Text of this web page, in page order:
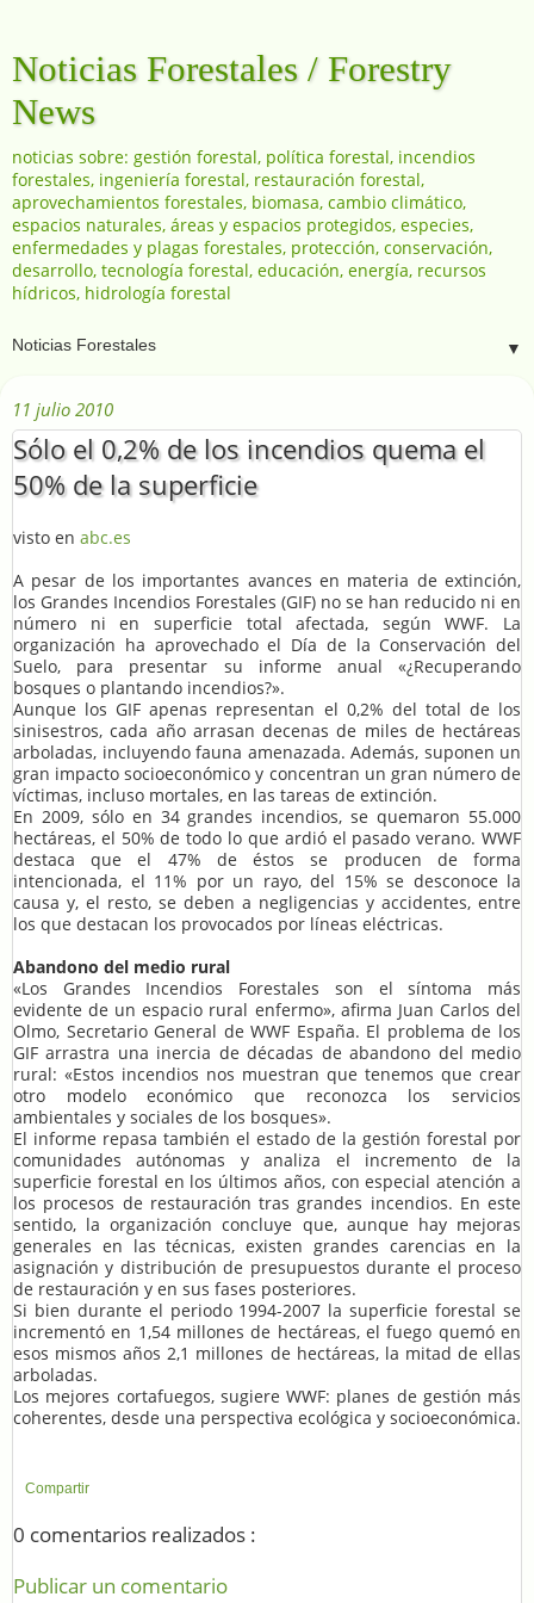
Noticias Forestales / Forestry
News
noticias sobre: gestión forestal, política forestal, incendios
forestales, ingeniería forestal, restauración forestal,
aprovechamientos forestales, biomasa, cambio climático,
espacios naturales, áreas y espacios protegidos, especies,
enfermedades y plagas forestales, protección, conservación,
desarrollo, tecnología forestal, educación, energía, recursos
hídricos, hidrología forestal
▼
11 julio 2010
Sólo el 0,2% de los incendios quema el
50% de la superficie
visto en abc.es
A pesar de los importantes avances en materia de extinción,
los Grandes Incendios Forestales (GIF) no se han reducido ni en
número ni en superficie total afectada, según WWF. La
organización ha aprovechado el Día de la Conservación del
Suelo, para presentar su informe anual «¿Recuperando
bosques o plantando incendios?».
Aunque los GIF apenas representan el 0,2% del total de los
sinisestros, cada año arrasan decenas de miles de hectáreas
arboladas, incluyendo fauna amenazada. Además, suponen un
gran impacto socioeconómico y concentran un gran número de
víctimas, incluso mortales, en las tareas de extinción.
En 2009, sólo en 34 grandes incendios, se quemaron 55.000
hectáreas, el 50% de todo lo que ardió el pasado verano. WWF
destaca que el 47% de éstos se producen de forma
intencionada, el 11% por un rayo, del 15% se desconoce la
causa y, el resto, se deben a negligencias y accidentes, entre
los que destacan los provocados por líneas eléctricas.
Abandono del medio rural
«Los Grandes Incendios Forestales son el síntoma más
evidente de un espacio rural enfermo», afirma Juan Carlos del
Olmo, Secretario General de WWF España. El problema de los
GIF arrastra una inercia de décadas de abandono del medio
rural: «Estos incendios nos muestran que tenemos que crear
otro modelo económico que reconozca los servicios
ambientales y sociales de los bosques».
El informe repasa también el estado de la gestión forestal por
comunidades autónomas y analiza el incremento de la
superficie forestal en los últimos años, con especial atención a
los procesos de restauración tras grandes incendios. En este
sentido, la organización concluye que, aunque hay mejoras
generales en las técnicas, existen grandes carencias en la
asignación y distribución de presupuestos durante el proceso
de restauración y en sus fases posteriores.
Si bien durante el periodo 1994-2007 la superficie forestal se
incrementó en 1,54 millones de hectáreas, el fuego quemó en
esos mismos años 2,1 millones de hectáreas, la mitad de ellas
arboladas.
Los mejores cortafuegos, sugiere WWF: planes de gestión más
coherentes, desde una perspectiva ecológica y socioeconómica.
Compartir
0 comentarios realizados :
Publicar un comentario